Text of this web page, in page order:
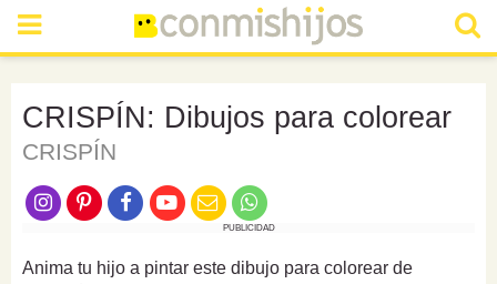
CRISPÍN: Dibujos para colorear
CRISPÍN
PUBLICIDAD
Anima tu hijo a pintar este dibujo para colorear de